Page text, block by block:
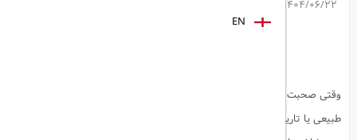
1404/06/22
وقتی صحبت از سفر می‌شود، ذهن بسیاری از ما فقط به دیدن جاذبه‌های
طبیعی یا تاریخی معطوف می‌شود. اما گردشگری دنیای بسیار گسترده‌تری دارد
EN